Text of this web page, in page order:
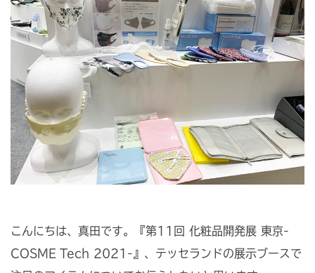
こんにちは、真田です。『第11回 化粧品開発展 東京-
COSME Tech 2021-』、テッセランドの展示ブースで